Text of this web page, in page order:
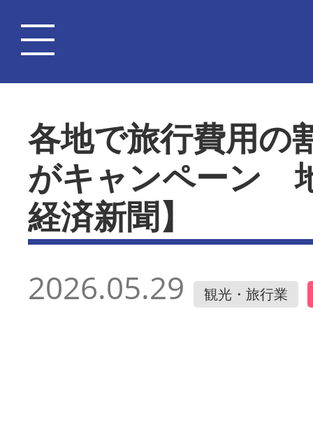
各地で旅行費用の
がキャンペーン
経済新聞】
2026.05.29 観光・旅行業